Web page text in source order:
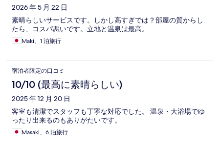
2026 年 5 月 22 日
素晴らしいサービスです。しかし高すぎでは？部屋の質からし
たら、コスパ悪いです。立地と温泉は最高。
Maki、1 泊旅行
宿泊者限定の口コミ
10/10 (最高に素晴らしい)
2025 年 12 月 20 日
客室も清潔でスタッフも丁寧な対応でした。 温泉・大浴場でゆ
ったり出来るのもありがたいです。
Masaki、6 泊旅行